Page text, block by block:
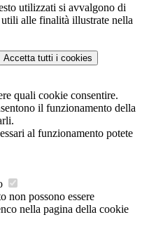
utilizzati si avvalgono di
alle finalità illustrate nella
Accetta tutti i cookies
quali cookie consentire.
il funzionamento della
al funzionamento potete
non possono essere
nella pagina della cookie